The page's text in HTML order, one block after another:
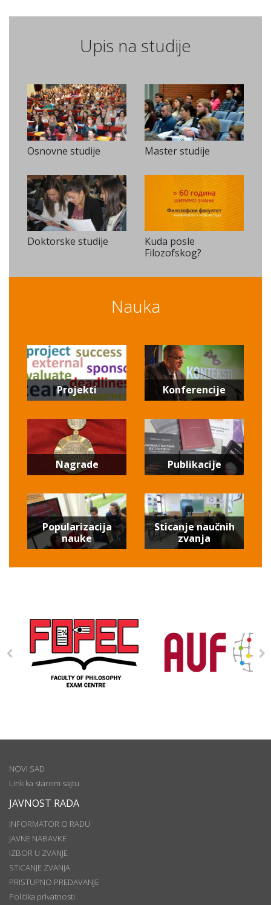
Upis na studije
Osnovne studije Master studije
Doktorske studije
Kuda posle
Filozofskog?
Nauka
Projekti Konferencije
Nagrade Publikacije
Popularizacija
nauke
Sticanje naučnih
zvanja
NOVI SAD
Link ka starom sajtu
JAVNOST RADA
INFORMATOR O RADU
JAVNE NABAVKE
IZBOR U ZVANJE
STICANJE ZVANJA
PRISTUPNO PREDAVANJE
Politika privatnosti